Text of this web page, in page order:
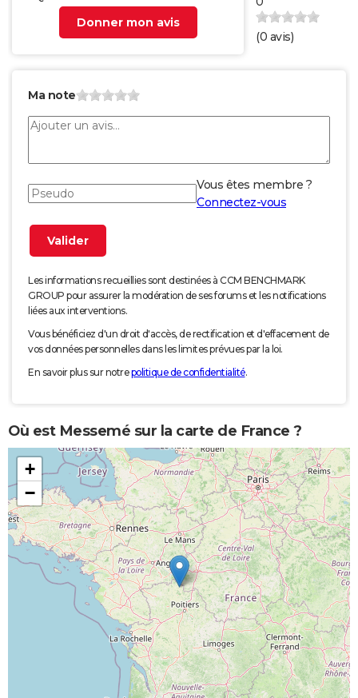
Donner mon avis
(0 avis)
Ma note
Vous êtes membre ?
Connectez-vous
Les informations recueillies sont destinées à CCM BENCHMARK
GROUP pour assurer la modération de ses forums et les notifications
liées aux interventions.
Vous bénéficiez d'un droit d'accès, de rectification et d'effacement de
vos données personnelles dans les limites prévues par la loi.
En savoir plus sur notrepolitique de confidentialité.
Où est Messemé sur la carte de France ?
+
−